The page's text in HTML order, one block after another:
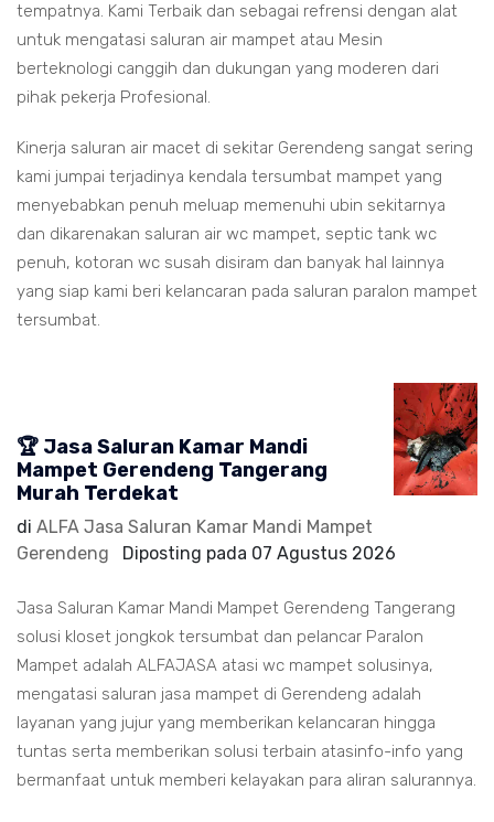
tempatnya. Kami Terbaik dan sebagai refrensi dengan alat
untuk mengatasi saluran air mampet atau Mesin
berteknologi canggih dan dukungan yang moderen dari
pihak pekerja Profesional.
Kinerja saluran air macet di sekitar Gerendeng sangat sering
kami jumpai terjadinya kendala tersumbat mampet yang
menyebabkan penuh meluap memenuhi ubin sekitarnya
dan dikarenakan saluran air wc mampet, septic tank wc
penuh, kotoran wc susah disiram dan banyak hal lainnya
yang siap kami beri kelancaran pada saluran paralon mampet
tersumbat.
🏆 Jasa Saluran Kamar Mandi
Mampet Gerendeng Tangerang
Murah Terdekat
di ALFA Jasa Saluran Kamar Mandi Mampet
Gerendeng
Diposting pada 07 Agustus 2026
Jasa Saluran Kamar Mandi Mampet Gerendeng Tangerang
solusi kloset jongkok tersumbat dan pelancar Paralon
Mampet adalah ALFAJASA atasi wc mampet solusinya,
mengatasi saluran jasa mampet di Gerendeng adalah
layanan yang jujur yang memberikan kelancaran hingga
tuntas serta memberikan solusi terbain atasinfo-info yang
bermanfaat untuk memberi kelayakan para aliran salurannya.